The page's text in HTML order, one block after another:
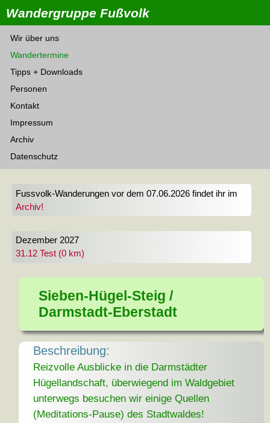
Wandergruppe Fußvolk
Wir über uns
Wandertermine
Tipps + Downloads
Personen
Kontakt
Impressum
Archiv
Datenschutz
Fussvolk-Wanderungen vor dem 07.06.2026 findet ihr im
Archiv!
Dezember 2027
31.12 Test (0 km)
Sieben-Hügel-Steig /
Darmstadt-Eberstadt
Beschreibung:
Reizvolle Ausblicke in die Darmstädter
Hügellandschaft, überwiegend im Waldgebiet
unterwegs besuchen wir einige Quellen
(Meditations-Pause) des Stadtwaldes!